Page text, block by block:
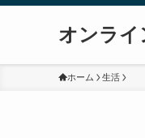
オンライ
ホーム 生活